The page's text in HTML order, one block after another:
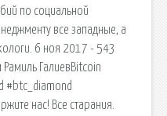
по социальной
все западные, а
6 ноя 2017 - 543
ГалиевBitcoin
#btc_diamond
нас! Все старания.